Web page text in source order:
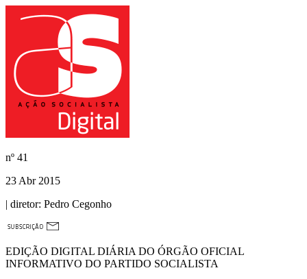
nº 41
23 Abr 2015
| diretor: Pedro Cegonho
EDIÇÃO DIGITAL DIÁRIA DO ÓRGÃO OFICIAL
INFORMATIVO DO PARTIDO SOCIALISTA